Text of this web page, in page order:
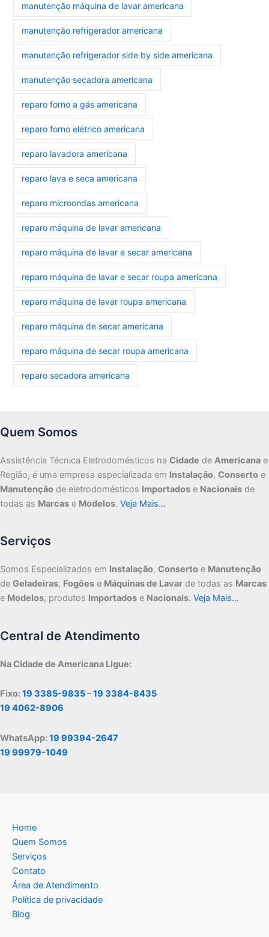
manutenção máquina de lavar americana
manutenção refrigerador americana
manutenção refrigerador side by side americana
manutenção secadora americana
reparo forno a gás americana
reparo forno elétrico americana
reparo lavadora americana
reparo lava e seca americana
reparo microondas americana
reparo máquina de lavar americana
reparo máquina de lavar e secar americana
reparo máquina de lavar e secar roupa americana
reparo máquina de lavar roupa americana
reparo máquina de secar americana
reparo máquina de secar roupa americana
reparo secadora americana
Quem Somos
Assistência Técnica Eletrodomésticos na Cidade de Americana e
Região, é uma empresa especializada em Instalação, Conserto e
Manutenção de eletrodomésticos Importados e Nacionais de
todas as Marcas e Modelos. Veja Mais…
Serviços
Somos Especializados em Instalação, Conserto e Manutenção
de Geladeiras, Fogões e Máquinas de Lavar de todas as Marcas
e Modelos, produtos Importados e Nacionais. Veja Mais…
Central de Atendimento
Na Cidade de Americana Ligue:
Fixo:19 3385-9835–19 3384-8435
19 4062-8906
WhatsApp:19 99394-2647
19 99979-1049
Home
Quem Somos
Serviços
Contato
Área de Atendimento
Política de privacidade
Blog